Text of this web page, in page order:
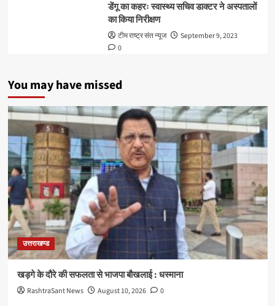
डेंगू का कहरः स्वास्थ्य सचिव डाक्टर ने अस्पतालों
का किया निरीक्षण
टीम राष्ट्र संत न्यूज
September 9, 2023
0
You may have missed
उत्तराखण्ड
खड़गे के दौरे की सफलता से भाजपा बौखलाई : धस्माना
RashtraSant News August 10, 2026 0